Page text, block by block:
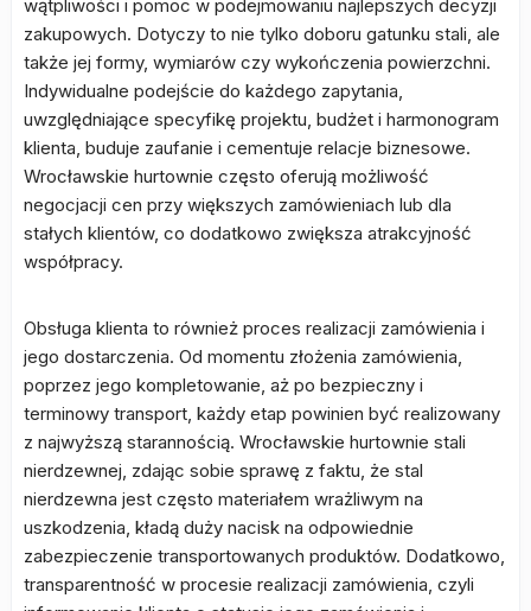
wątpliwości i pomoc w podejmowaniu najlepszych decyzji
zakupowych. Dotyczy to nie tylko doboru gatunku stali, ale
także jej formy, wymiarów czy wykończenia powierzchni.
Indywidualne podejście do każdego zapytania,
uwzględniające specyfikę projektu, budżet i harmonogram
klienta, buduje zaufanie i cementuje relacje biznesowe.
Wrocławskie hurtownie często oferują możliwość
negocjacji cen przy większych zamówieniach lub dla
stałych klientów, co dodatkowo zwiększa atrakcyjność
współpracy.
Obsługa klienta to również proces realizacji zamówienia i
jego dostarczenia. Od momentu złożenia zamówienia,
poprzez jego kompletowanie, aż po bezpieczny i
terminowy transport, każdy etap powinien być realizowany
z najwyższą starannością. Wrocławskie hurtownie stali
nierdzewnej, zdając sobie sprawę z faktu, że stal
nierdzewna jest często materiałem wrażliwym na
uszkodzenia, kładą duży nacisk na odpowiednie
zabezpieczenie transportowanych produktów. Dodatkowo,
transparentność w procesie realizacji zamówienia, czyli